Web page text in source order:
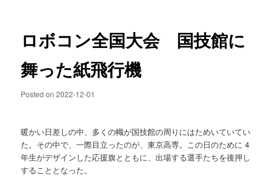
ー
ョ
ン
ロボコン全国大会 国技館に
舞った紙飛行機
Posted on2022-12-01
暖かい⽇差しの中、多くの幟が国技館の周りにはためいていてい
た。その中で、⼀際⽬⽴ったのが、東京⾼専。この⽇のために 4
年⽣がデザインした応援旗とともに、出場する選⼿たちを後押し
することとなった。